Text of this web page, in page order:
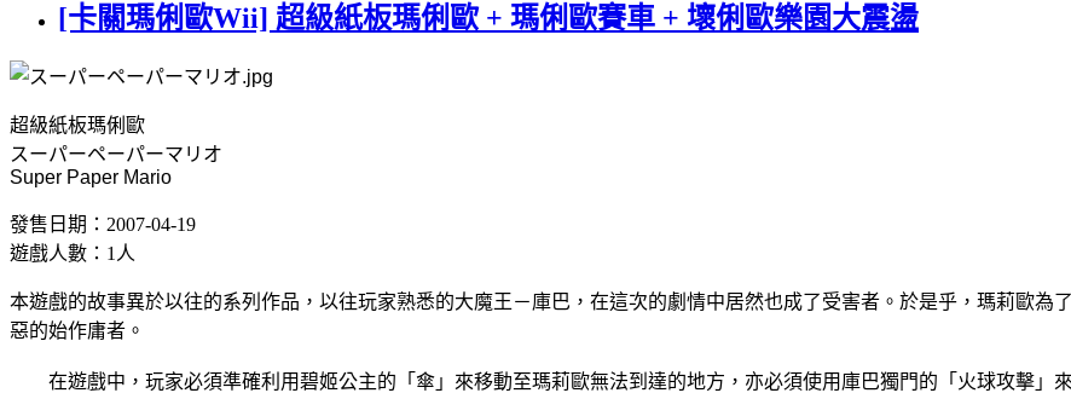
[卡關瑪俐歐Wii] 超級紙板瑪俐歐 + 瑪俐歐賽車 + 壞俐歐樂園大震盪
超級紙板瑪俐歐
スーパーペーパーマリオ
Super Paper Mario
發售日期：2007-04-19
遊戲人數：1人
本遊戲的故事異於以往的系列作品，以往玩家熟悉的大魔王－庫巴，在這次的劇情中居然也成了受害者。於是乎，瑪莉歐為
惡的始作庸者。
在遊戲中，玩家必須準確利用碧姬公主的「傘」來移動至瑪莉歐無法到達的地方，亦必須使用庫巴獨門的「火球攻擊」